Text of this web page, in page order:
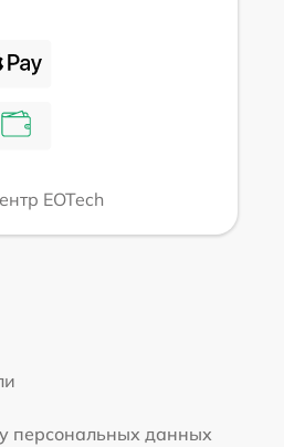
EOTech
персональных данных